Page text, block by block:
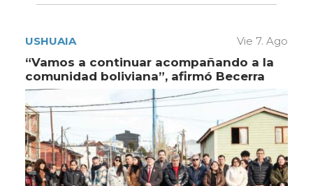
USHUAIA Vie 7. Ago
“Vamos a continuar acompañando a la
comunidad boliviana”, afirmó Becerra